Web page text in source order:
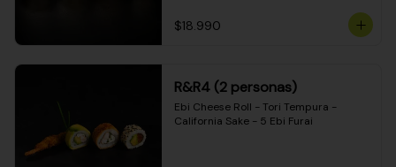
ciboulette) 10 (Pollo teriyaki - palta -
envuelto en queso crema)
$18.990
R&R4 (2 personas)
Ebi Cheese Roll - Tori Tempura -
California Sake - 5 Ebi Furai